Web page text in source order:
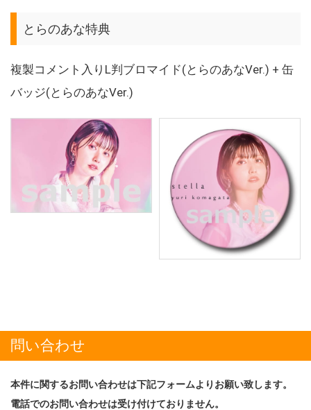
とらのあな特典
複製コメント入りL判ブロマイド(とらのあなVer.) + 缶
バッジ(とらのあなVer.)
問い合わせ
本件に関するお問い合わせは下記フォームよりお願い致します。
電話でのお問い合わせは受け付けておりません。